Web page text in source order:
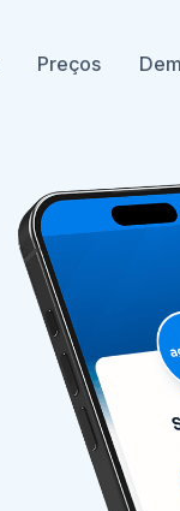
Preços